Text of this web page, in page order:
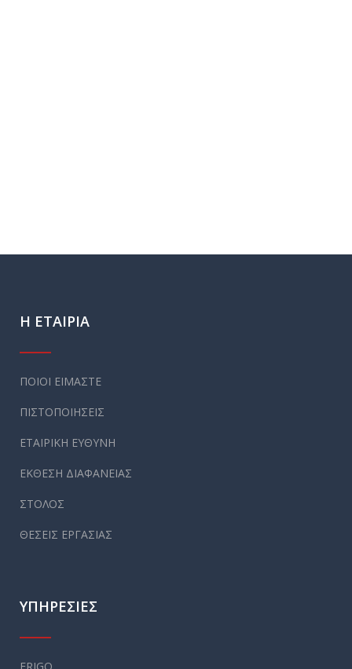
Η ΕΤΑΙΡΙΑ
ΠΟΙΟΙ ΕΙΜΑΣΤΕ
ΠΙΣΤΟΠΟΙΗΣΕΙΣ
ΕΤΑΙΡΙΚΗ ΕΥΘΥΝΗ
ΕΚΘΕΣΗ ΔΙΑΦΑΝΕΙΑΣ
ΣΤΟΛΟΣ
ΘΕΣΕΙΣ ΕΡΓΑΣΙΑΣ
ΥΠΗΡΕΣΙΕΣ